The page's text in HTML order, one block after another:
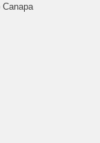
Canapa